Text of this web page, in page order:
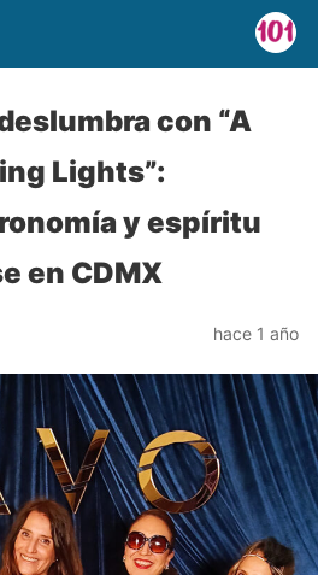
con “A
Lights”:
y espíritu
en CDMX
hace 1 año